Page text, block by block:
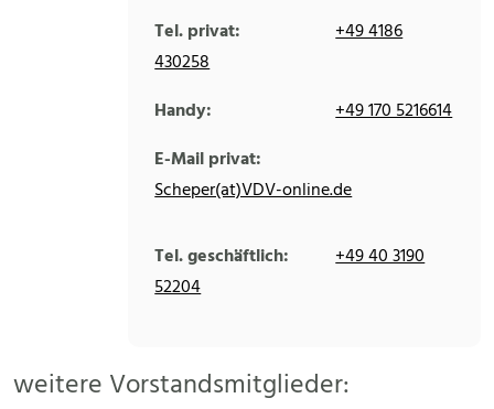
Tel. privat:
+49 4186
430258
Handy:
+49 170 5216614
E-Mail privat:
Scheper(at)VDV-online.de
Tel. geschäftlich:
+49 40 3190
52204
weitere Vorstandsmitglieder: